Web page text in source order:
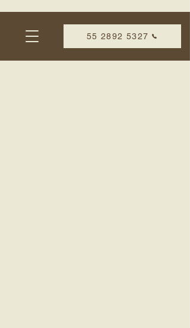
55 2892 5327